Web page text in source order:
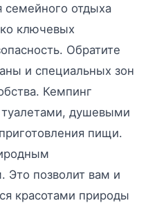
отдыха
ключевых
Обратите
и специальных зон
Кемпинг
душевыми
пищи.
Это позволит вам и
красотами природы